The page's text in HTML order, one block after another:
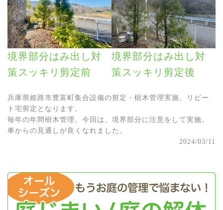
境界部分はみ出し対
策スッキリ剪定前
境界部分はみ出し対
策スッキリ剪定後
兵庫県姫路市豊富町集合設備の剪定・樹木管理実施。リピー
ト宅剪定となります。
毎年の年間樹木管理。今回は、境界部分に注意をして実施。
車からの見通しが良くなれました。
2024/03/11